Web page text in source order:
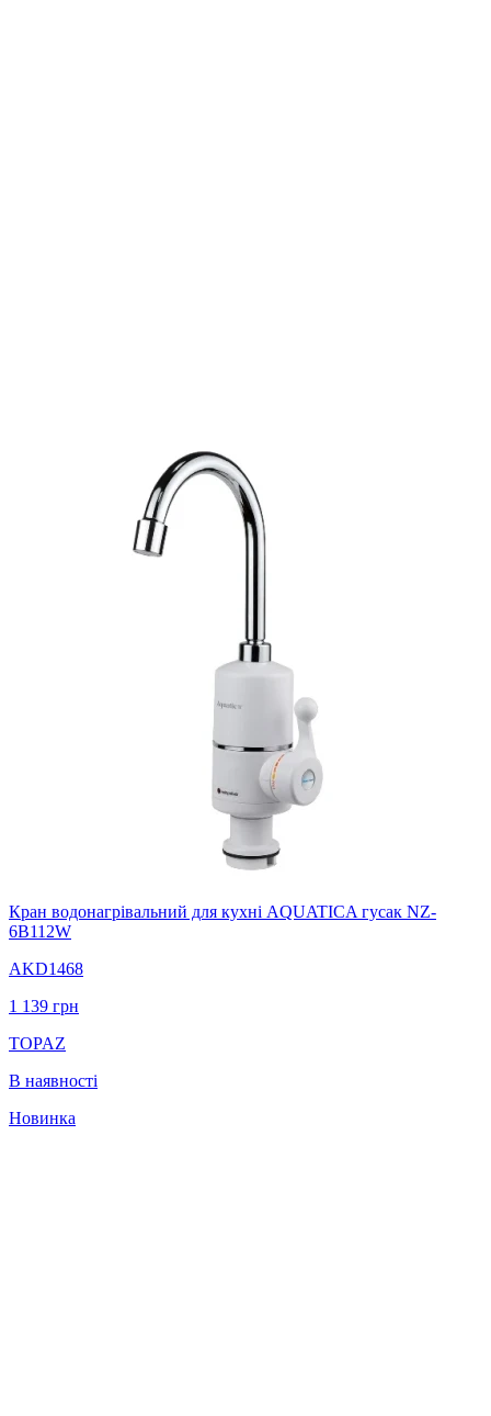
Кран водонагрівальний для кухні AQUATICA гусак NZ-
6B112W
AKD1468
1 139 грн
TOPAZ
В наявності
Новинка